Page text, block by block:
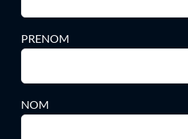
PRENOM
NOM